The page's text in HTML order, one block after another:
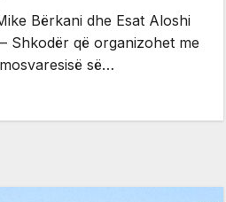
Bërkani dhe Esat Aloshi
Shkodër që organizohet me
së…